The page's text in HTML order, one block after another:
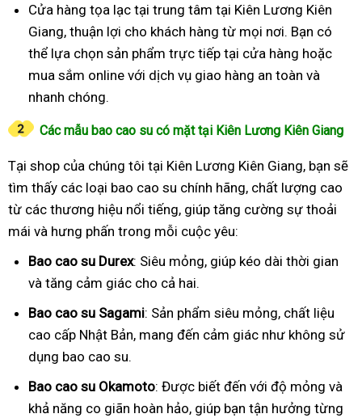
Cửa hàng tọa lạc tại trung tâm tại Kiên Lương Kiên
Giang, thuận lợi cho khách hàng từ mọi nơi. Bạn có
thể lựa chọn sản phẩm trực tiếp tại cửa hàng hoặc
mua sắm online với dịch vụ giao hàng an toàn và
nhanh chóng.
Các mẫu bao cao su có mặt tại Kiên Lương Kiên Giang
Tại shop của chúng tôi tại Kiên Lương Kiên Giang, bạn sẽ
tìm thấy các loại bao cao su chính hãng, chất lượng cao
từ các thương hiệu nổi tiếng, giúp tăng cường sự thoải
mái và hưng phấn trong mỗi cuộc yêu:
Bao cao su Durex: Siêu mỏng, giúp kéo dài thời gian
và tăng cảm giác cho cả hai.
Bao cao su Sagami: Sản phẩm siêu mỏng, chất liệu
cao cấp Nhật Bản, mang đến cảm giác như không sử
dụng bao cao su.
Bao cao su Okamoto: Được biết đến với độ mỏng và
khả năng co giãn hoàn hảo, giúp bạn tận hưởng từng